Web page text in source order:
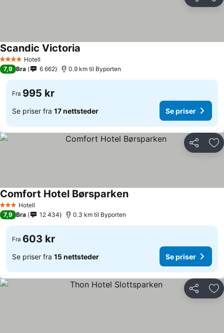
4 StjernerHotell
Scandic Victoria
7,9 Bra 6 662 0.9 km til Byporten
Fra 995 kr
Se priser fra 17 nettsteder Se priser
Del
3 StjernerHotell
Comfort Hotel Børsparken
7,9 Bra 12 434 0.3 km til Byporten
Fra 603 kr
Se priser fra 15 nettsteder Se priser
Del